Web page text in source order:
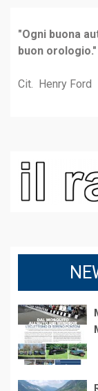
"Ogni buona
buon orologio."
Cit. Henry Ford